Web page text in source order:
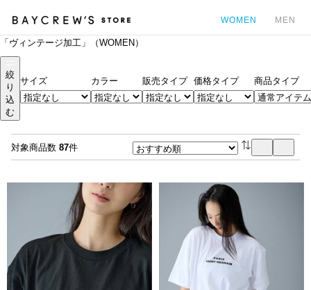
WOMEN MEN
「ヴィンテージ加工」（WOMEN）
絞
り
込
む
サイズ カラー 販売タイプ 価格タイプ 商品タイプ
対象商品数 87件